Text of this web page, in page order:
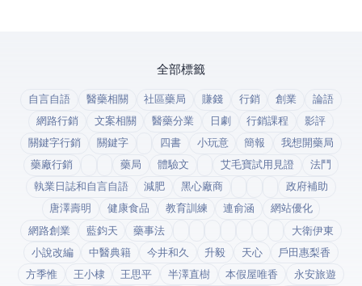
全部標籤
自言自語 醫藥相關 社區藥局 賺錢 行銷 創業
論語
網路行銷
文案相關 醫藥分業 日劇 行銷課程
影評
關鍵字行銷
關鍵字 四書 小玩意 簡報
我想開藥局
藥廠行銷
藥局 體驗文 艾毛寶試用見證
法鬥
執業日誌和自言自語
減肥 黑心廠商
政府補助
唐澤壽明
健康食品 教育訓練 連俞涵
網站優化
網路創業
藍鈞天 藥事法
大衛伊東
小說改編
中醫典籍 今井和久 升毅 天心
戶田惠梨香
方季惟
王小棣 王思平 半澤直樹 本假屋唯香
永安旅遊